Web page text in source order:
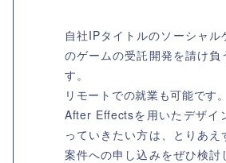
自社IPタイトルのソーシャル
のゲームの受託開発を請け負
す。
リモートでの就業も可能です。
After Effectsを用いたデザイ
っていきたい方は、とりあえ
案件への申し込みをぜひ検討